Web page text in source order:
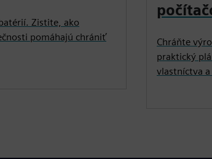
Zistite, ako
pomáhajú chrániť
Chráňte
praktický
vlastníctva